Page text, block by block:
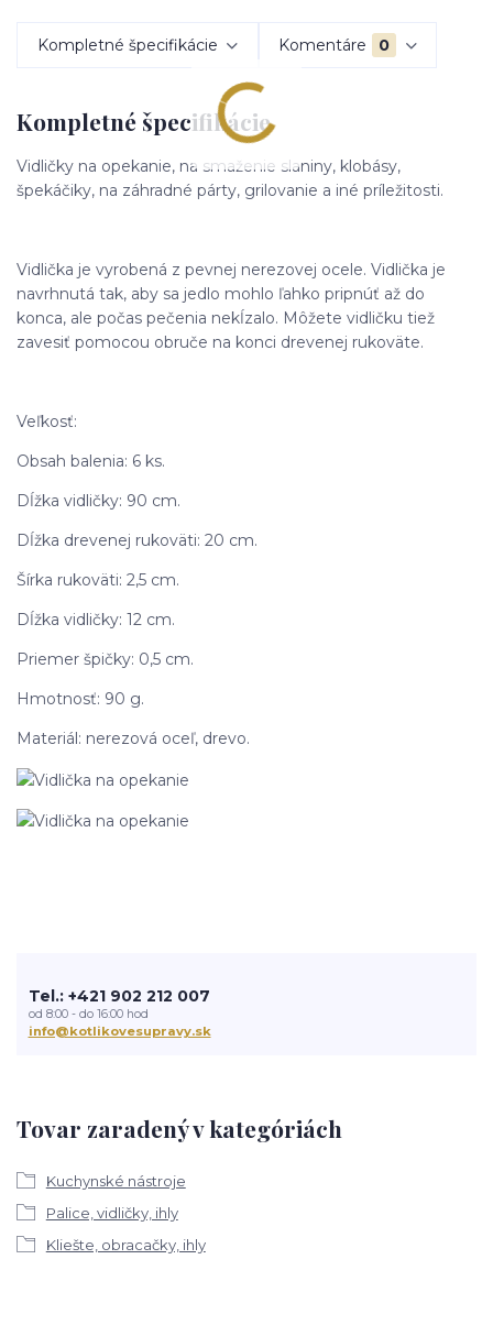
Kompletné špecifikácie Komentáre 0
Kompletné špecifikácie
Vidličky na opekanie, na smaženie slaniny, klobásy,
špekáčiky, na záhradné párty, grilovanie a iné príležitosti.
Vidlička je vyrobená z pevnej nerezovej ocele. Vidlička je
navrhnutá tak, aby sa jedlo mohlo ľahko pripnúť až do
konca, ale počas pečenia nekĺzalo. Môžete vidličku tiež
zavesiť pomocou obruče na konci drevenej rukoväte.
Veľkosť:
Obsah balenia: 6 ks.
Dĺžka vidličky: 90 cm.
Dĺžka drevenej rukoväti: 20 cm.
Šírka rukoväti: 2,5 cm.
Dĺžka vidličky: 12 cm.
Priemer špičky: 0,5 cm.
Hmotnosť: 90 g.
Materiál: nerezová oceľ, drevo.
Tovar zaradený v kategóriách
Kuchynské nástroje
Palice, vidličky, ihly
Kliešte, obracačky, ihly
Tel.: +421 902 212 007
od 8:00 - do 16:00 hod
info@kotlikovesupravy.sk